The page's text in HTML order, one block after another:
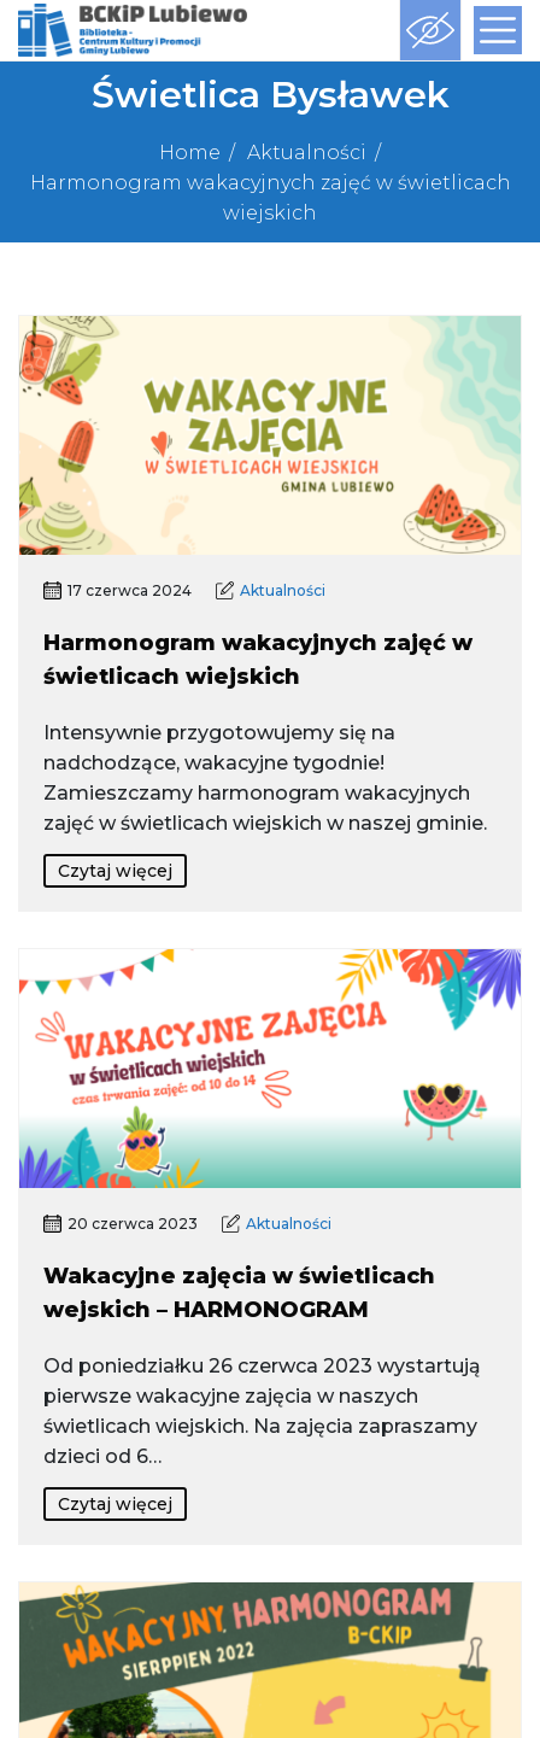
Świetlica Bysławek
Home
Aktualności
Harmonogram wakacyjnych zajęć w świetlicach
wiejskich
17 czerwca 2024 Aktualności
Harmonogram wakacyjnych zajęć w
świetlicach wiejskich
Intensywnie przygotowujemy się na
nadchodzące, wakacyjne tygodnie!
Zamieszczamy harmonogram wakacyjnych
zajęć w świetlicach wiejskich w naszej gminie.
Czytaj więcej
20 czerwca 2023 Aktualności
Wakacyjne zajęcia w świetlicach
wejskich – HARMONOGRAM
Od poniedziałku 26 czerwca 2023 wystartują
pierwsze wakacyjne zajęcia w naszych
świetlicach wiejskich. Na zajęcia zapraszamy
dzieci od 6…
Czytaj więcej